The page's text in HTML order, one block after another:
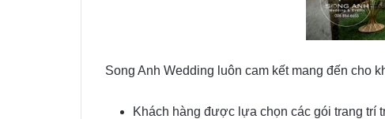
Song Anh Wedding luôn cam kết mang đến cho
Khách hàng được lựa chọn các gói trang trí